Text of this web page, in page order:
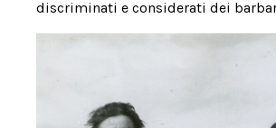
discriminati e considerati dei